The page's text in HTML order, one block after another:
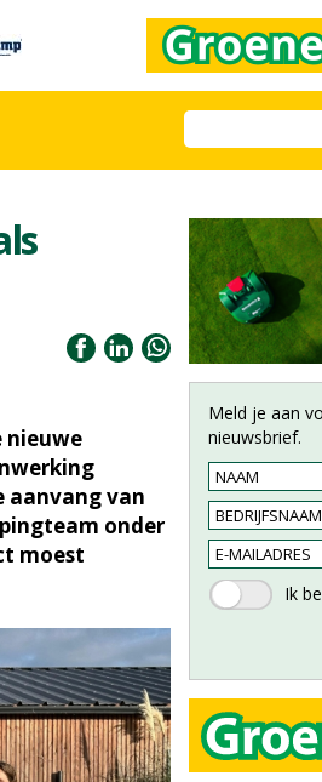
nieuwe
aanvang van
onder
moest
Meld je aan
nieuwsbrief.